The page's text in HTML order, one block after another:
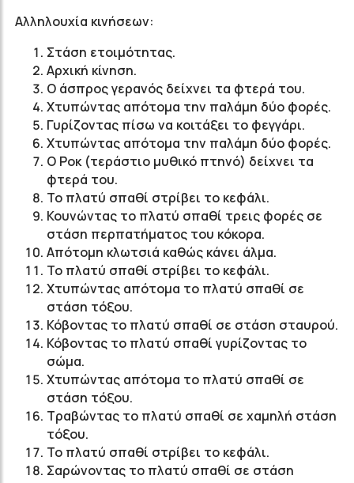
Αλληλουχία κινήσεων:
Στάση ετοιμότητας.
Αρχική κίνηση.
Ο άσπρος γερανός δείχνει τα φτερά του.
Χτυπώντας απότομα την παλάμη δύο φορές.
Γυρίζοντας πίσω να κοιτάξει το φεγγάρι.
Χτυπώντας απότομα την παλάμη δύο φορές.
Ο Ροκ (τεράστιο μυθικό πτηνό) δείχνει τα
φτερά του.
Το πλατύ σπαθί στρίβει το κεφάλι.
Κουνώντας το πλατύ σπαθί τρεις φορές σε
στάση περπατήματος του κόκορα.
Απότομη κλωτσιά καθώς κάνει άλμα.
Το πλατύ σπαθί στρίβει το κεφάλι.
Χτυπώντας απότομα το πλατύ σπαθί σε
στάση τόξου.
Κόβοντας το πλατύ σπαθί σε στάση σταυρού.
Κόβοντας το πλατύ σπαθί γυρίζοντας το
σώμα.
Χτυπώντας απότομα το πλατύ σπαθί σε
στάση τόξου.
Τραβώντας το πλατύ σπαθί σε χαμηλή στάση
τόξου.
Το πλατύ σπαθί στρίβει το κεφάλι.
Σαρώνοντας το πλατύ σπαθί σε στάση